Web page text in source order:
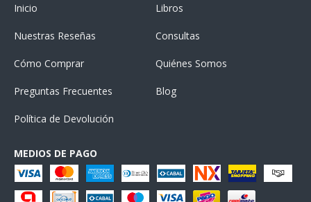
Inicio
Libros
Nuestras Reseñas Consultas
Cómo Comprar Quiénes Somos
Preguntas Frecuentes Blog
Política de Devolución
MEDIOS DE PAGO